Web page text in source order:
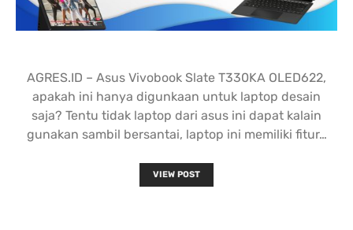
AGRES.ID – Asus Vivobook Slate T330KA OLED622,
apakah ini hanya digunkaan untuk laptop desain
saja? Tentu tidak laptop dari asus ini dapat kalain
gunakan sambil bersantai, laptop ini memiliki fitur…
VIEW POST